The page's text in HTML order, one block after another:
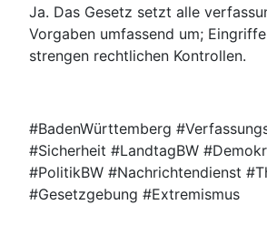
Ja. Das Gesetz setzt alle
Vorgaben umfassend um;
strengen rechtlichen Kontrollen.
#BadenWürttemberg
#Sicherheit #LandtagBW
#PolitikBW #Nachrichtendienst
#Gesetzgebung #Extremismus